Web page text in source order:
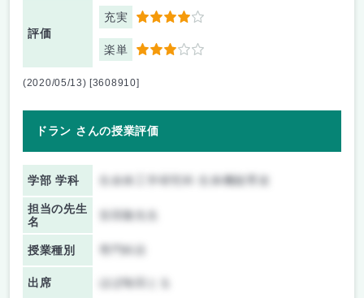
評価
充実 4
楽単 3
(2020/05/13) [3608910]
ドラン さんの授業評価
学部 学科 生命体工学研究科 生体機能専攻
担当の先生
名
安田隆先生
授業種別
出席 ほぼ毎回とる